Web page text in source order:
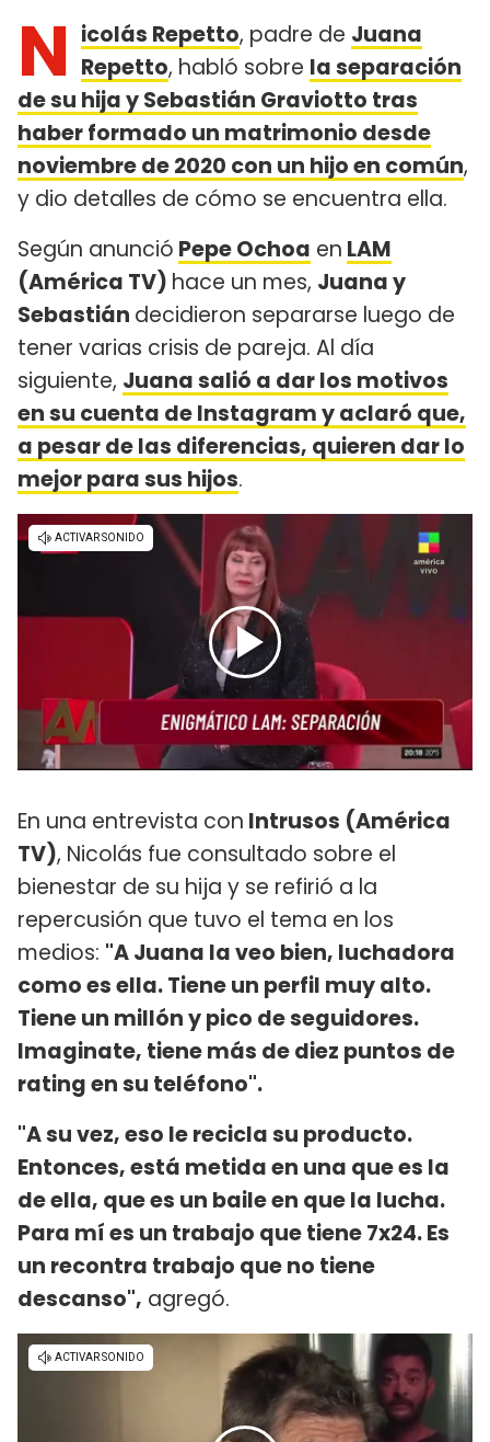
N icolás Repetto, padre de Juana
Repetto, habló sobre la separación
de su hija y Sebastián Graviotto tras
haber formado un matrimonio desde
noviembre de 2020 con un hijo en común,
y dio detalles de cómo se encuentra ella.
Según anunció Pepe Ochoa en LAM
(América TV) hace un mes, Juana y
Sebastián decidieron separarse luego de
tener varias crisis de pareja. Al día
siguiente, Juana salió a dar los motivos
en su cuenta de Instagram y aclaró que,
a pesar de las diferencias, quieren dar lo
mejor para sus hijos.
En una entrevista con Intrusos (América
TV), Nicolás fue consultado sobre el
bienestar de su hija y se refirió a la
repercusión que tuvo el tema en los
medios: "A Juana la veo bien, luchadora
como es ella. Tiene un perfil muy alto.
Tiene un millón y pico de seguidores.
Imaginate, tiene más de diez puntos de
rating en su teléfono".
"A su vez, eso le recicla su producto.
Entonces, está metida en una que es la
de ella, que es un baile en que la lucha.
Para mí es un trabajo que tiene 7x24. Es
un recontra trabajo que no tiene
descanso", agregó.